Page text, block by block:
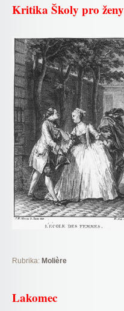
Kritika Školy pro ženy
Rubrika: Molière
Lakomec